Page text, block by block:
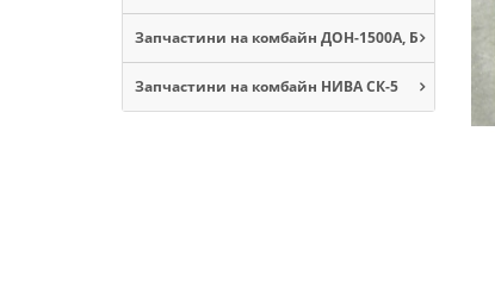
Запчастини на комбайн ДОН-1500А, Б
Запчастини на комбайн НИВА СК-5